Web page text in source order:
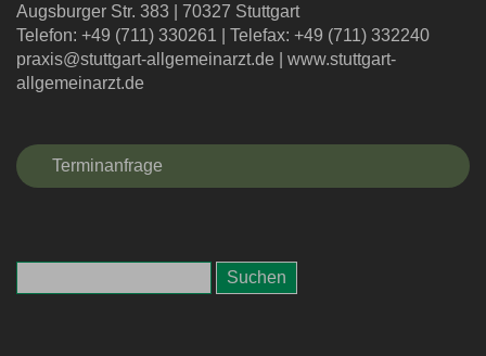
Augsburger Str. 383
70327 Stuttgart
Telefon: +49 (711) 330261
Telefax: +49 (711) 332240
praxis@stuttgart-allgemeinarzt.de
www.stuttgart-
allgemeinarzt.de
Terminanfrage